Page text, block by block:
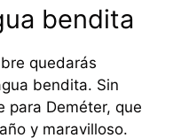
bendita
quedarás
bendita. Sin
para Deméter, que
y maravilloso.